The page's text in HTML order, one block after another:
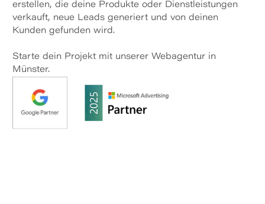
erstellen, die deine Produkte oder Dienstleistungen
verkauft, neue Leads generiert und von deinen
Kunden gefunden wird.
Starte dein Projekt mit unserer Webagentur in
Münster.